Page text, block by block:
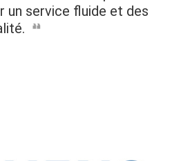
un service fluide et des